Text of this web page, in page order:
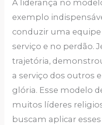
A liderança no
exemplo
conduzir uma
serviço e no perdão.
trajetória,
a serviço dos outros
glória. Esse modelo
muitos líderes
buscam aplicar